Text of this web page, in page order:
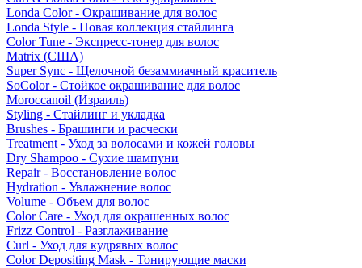
Londa Color - Окрашивание для волос
Londa Style - Новая коллекция стайлинга
Color Tune - Экспресс-тонер для волос
Matrix (США)
Super Sync - Щелочной безаммиачный краситель
SoColor - Стойкое окрашивание для волос
Moroccanoil (Израиль)
Styling - Стайлинг и укладка
Brushes - Брашинги и расчески
Treatment - Уход за волосами и кожей головы
Dry Shampoo - Сухие шампуни
Repair - Восстановление волос
Hydration - Увлажнение волос
Volume - Объем для волос
Color Care - Уход для окрашенных волос
Frizz Control - Разглаживание
Curl - Уход для кудрявых волос
Color Depositing Mask - Тонирующие маски